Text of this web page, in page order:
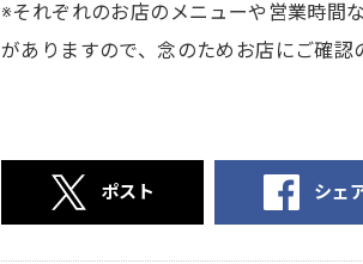
※それぞれのお店のメニューや営業時間
がありますので、念のためお店にご確認
ポスト シェ